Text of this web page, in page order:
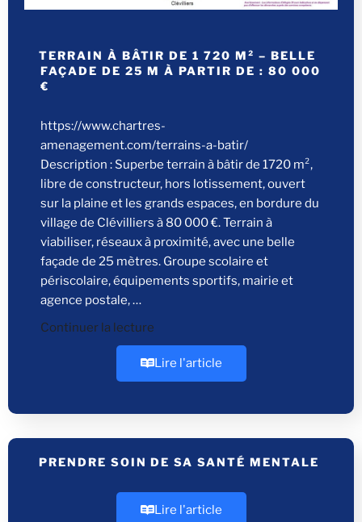
TERRAIN À BÂTIR DE 1 720 M² – BELLE
FAÇADE DE 25 M À PARTIR DE : 80 000
€
https://www.chartres-
amenagement.com/terrains-a-batir/
Description : Superbe terrain à bâtir de 1720 m²,
libre de constructeur, hors lotissement, ouvert
sur la plaine et les grands espaces, en bordure du
village de Clévilliers à 80 000 €. Terrain à
viabiliser, réseaux à proximité, avec une belle
façade de 25 mètres. Groupe scolaire et
périscolaire, équipements sportifs, mairie et
agence postale, …
Continuer la lecture
Lire l'article
PRENDRE SOIN DE SA SANTÉ MENTALE
Lire l'article